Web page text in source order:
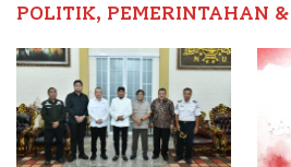
POLITIK, PEMERINTAHAN